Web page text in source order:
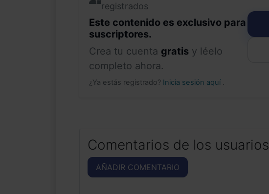
registrados
Este contenido es exclusivo para
suscriptores.
Crea tu cuenta gratis y léelo
completo ahora.
¿Ya estás registrado? Inicia sesión aquí .
Comentarios de los usuarios
AÑADIR COMENTARIO